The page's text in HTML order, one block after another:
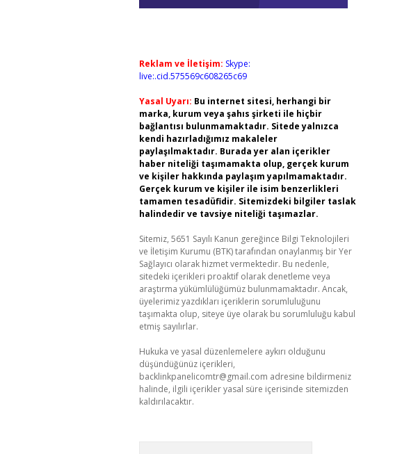
Reklam ve İletişim: Skype:
live:.cid.575569c608265c69
Yasal Uyarı: Bu internet sitesi, herhangi bir
marka, kurum veya şahıs şirketi ile hiçbir
bağlantısı bulunmamaktadır. Sitede yalnızca
kendi hazırladığımız makaleler
paylaşılmaktadır. Burada yer alan içerikler
haber niteliği taşımamakta olup, gerçek kurum
ve kişiler hakkında paylaşım yapılmamaktadır.
Gerçek kurum ve kişiler ile isim benzerlikleri
tamamen tesadüfidir. Sitemizdeki bilgiler taslak
halindedir ve tavsiye niteliği taşımazlar.
Sitemiz, 5651 Sayılı Kanun gereğince Bilgi Teknolojileri
ve İletişim Kurumu (BTK) tarafından onaylanmış bir Yer
Sağlayıcı olarak hizmet vermektedir. Bu nedenle,
sitedeki içerikleri proaktif olarak denetleme veya
araştırma yükümlülüğümüz bulunmamaktadır. Ancak,
üyelerimiz yazdıkları içeriklerin sorumluluğunu
taşımakta olup, siteye üye olarak bu sorumluluğu kabul
etmiş sayılırlar.
Hukuka ve yasal düzenlemelere aykırı olduğunu
düşündüğünüz içerikleri,
backlinkpanelicomtr@gmail.com adresine bildirmeniz
halinde, ilgili içerikler yasal süre içerisinde sitemizden
kaldırılacaktır.